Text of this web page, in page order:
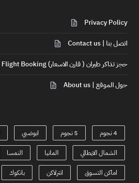
Privacy Policy
اتصل بنا | Contact us
حجز تذاكر طيران ( قارن الاسعار) Flight Booking
حول الموقع | About us
4 نجوم 5 نجوم ابوضبي
الشمال الايطالي المانيا النمسا
اماكن التسوق انترلاكن بانكوك